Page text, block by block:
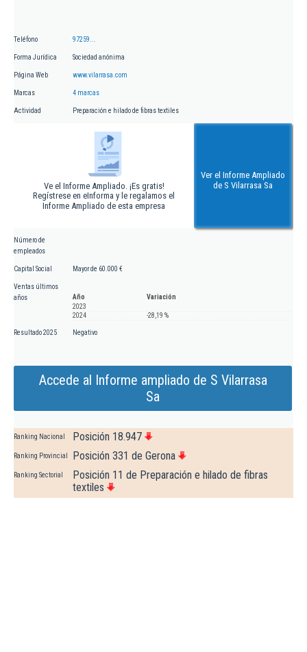
Teléfono 97259...
Forma Jurídica Sociedad anónima
Página Web www.vilarrasa.com
Marcas 4 marcas
Actividad Preparación e hilado de fibras textiles
Ve el Informe Ampliado. ¡Es gratis!
Regístrese en eInforma y le regalamos el
Informe Ampliado de esta empresa
Ver el Informe Ampliado
de S Vilarrasa Sa
Número de
empleados
Capital Social Mayor de 60.000 €
Ventas últimos
años
Año
Variación
2023
2024
-28,19 %
Resultado 2025 Negativo
Accede al Informe ampliado de S Vilarrasa
Sa
Ranking Nacional Posición 18.947
Ranking Provincial Posición 331 de Gerona
Ranking Sectorial
Posición 11 de Preparación e hilado de fibras
textiles